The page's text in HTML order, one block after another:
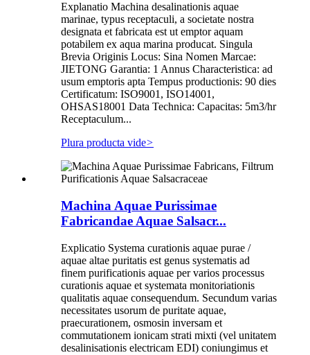
Explanatio Machina desalinationis aquae
marinae, typus receptaculi, a societate nostra
designata et fabricata est ut emptor aquam
potabilem ex aqua marina producat. Singula
Brevia Originis Locus: Sina Nomen Marcae:
JIETONG Garantia: 1 Annus Characteristica: ad
usum emptoris apta Tempus productionis: 90 dies
Certificatum: ISO9001, ISO14001,
OHSAS18001 Data Technica: Capacitas: 5m3/hr
Receptaculum...
Plura producta vide>
Machina Aquae Purissimae
Fabricandae Aquae Salsacr...
Explicatio Systema curationis aquae purae /
aquae altae puritatis est genus systematis ad
finem purificationis aquae per varios processus
curationis aquae et systemata monitoriationis
qualitatis aquae consequendum. Secundum varias
necessitates usorum de puritate aquae,
praecurationem, osmosin inversam et
commutationem ionicam strati mixti (vel unitatem
desalinisationis electricam EDI) coniungimus et